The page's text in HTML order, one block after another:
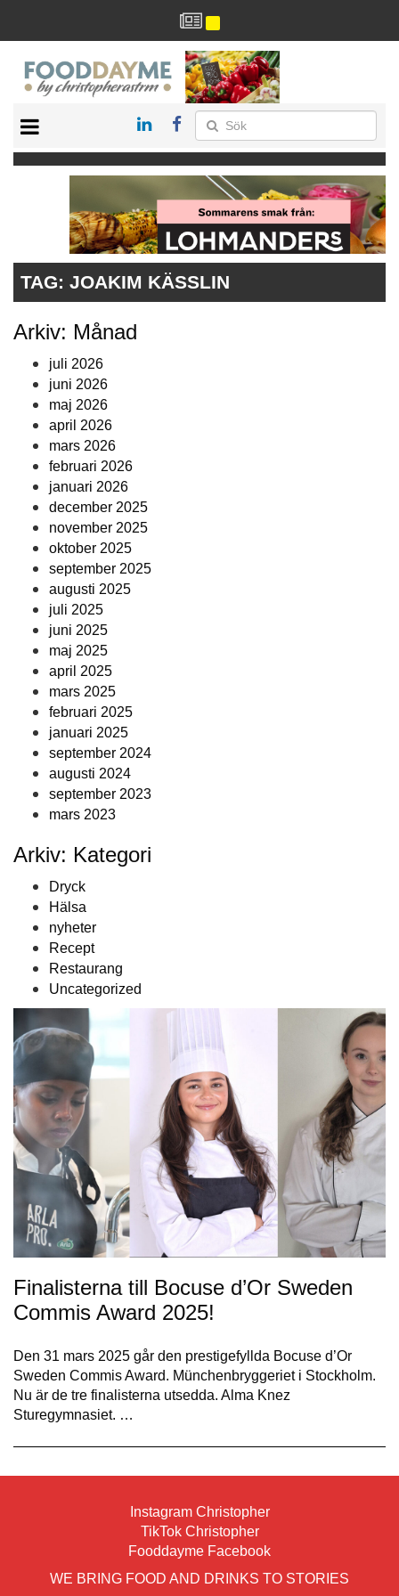
DRYCK
RECEPT
RESTAURANG
TAG: JOAKIM KÄSSLIN
Arkiv: Månad
juli 2026
juni 2026
maj 2026
april 2026
mars 2026
februari 2026
januari 2026
december 2025
november 2025
oktober 2025
september 2025
augusti 2025
juli 2025
juni 2025
maj 2025
april 2025
mars 2025
februari 2025
januari 2025
september 2024
augusti 2024
september 2023
mars 2023
Arkiv: Kategori
Dryck
Hälsa
nyheter
Recept
Restaurang
Uncategorized
Finalisterna till Bocuse d’Or Sweden
Commis Award 2025!
Den 31 mars 2025 går den prestigefyllda Bocuse d’Or
Sweden Commis Award. Münchenbryggeriet i Stockholm.
Nu är de tre finalisterna utsedda. Alma Knez
Sturegymnasiet. …
Instagram Christopher
TikTok Christopher
Fooddayme Facebook
WE BRING FOOD AND DRINKS TO STORIES